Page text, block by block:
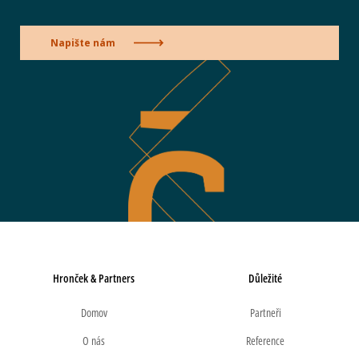
Napište nám
Hronček & Partners
Domov
O nás
Důležité
Partneři
Reference